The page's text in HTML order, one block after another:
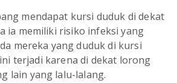
mendapat kursi duduk di dekat
ia memiliki risiko infeksi yang
mereka yang duduk di kursi
terjadi karena di dekat lorong
lain yang lalu-lalang.